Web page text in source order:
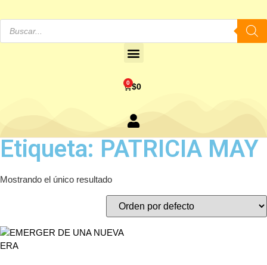
$0
0
Etiqueta: PATRICIA MAY
Mostrando el único resultado